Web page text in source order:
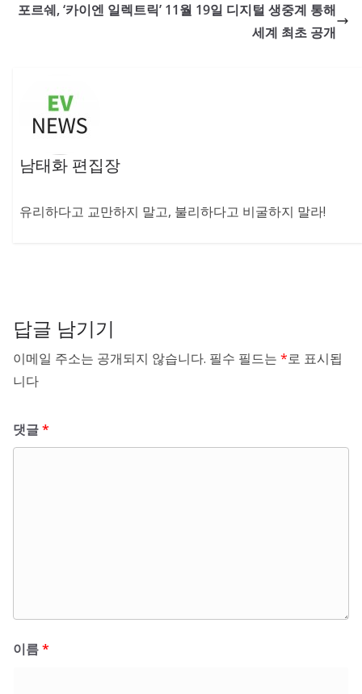
포르쉐, ‘카이엔 일렉트릭’ 11월 19일 디지털 생중계 통해
세계 최초 공개
남태화 편집장
유리하다고 교만하지 말고, 불리하다고 비굴하지 말라!
답글 남기기
이메일 주소는 공개되지 않습니다. 필수 필드는 *로 표시됩
니다
댓글*
이름*